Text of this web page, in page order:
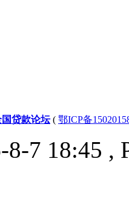
国贷款论坛( 鄂ICP备
8-7 18:45 ,